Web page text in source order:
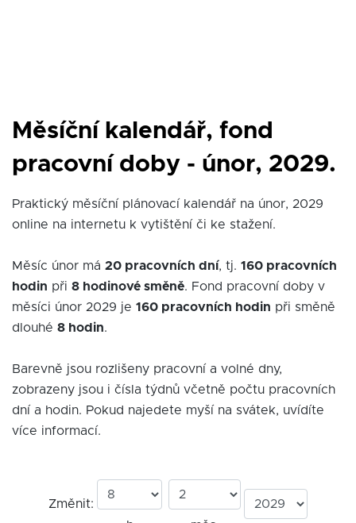
Měsíční kalendář, fond
pracovní doby - únor, 2029.
Praktický měsíční plánovací kalendář na únor, 2029
online na internetu k vytištění či ke stažení.
Měsíc únor má 20 pracovních dní, tj. 160 pracovních
hodin při 8 hodinové směně. Fond pracovní doby v
měsíci únor 2029 je 160 pracovních hodin při směně
dlouhé 8 hodin.
Barevně jsou rozlišeny pracovní a volné dny,
zobrazeny jsou i čísla týdnů včetně počtu pracovních
dní a hodin. Pokud najedete myší na svátek, uvídíte
více informací.
Změnit: